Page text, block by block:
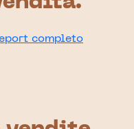
completo